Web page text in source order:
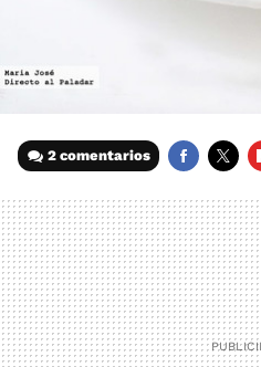
2 comentarios